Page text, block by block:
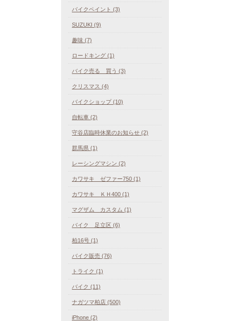
バイクペイント (3)
SUZUKI (9)
趣味 (7)
ロードキング (1)
バイク売る 買う (3)
クリスマス (4)
バイクショップ (10)
自転車 (2)
守谷店臨時休業のお知らせ (2)
群馬県 (1)
レーシングマシン (2)
カワサキ ゼファー750 (1)
カワサキ ＫＨ400 (1)
マグザム カスタム (1)
バイク 足立区 (6)
柏16号 (1)
バイク販売 (76)
トライク (1)
バイク (11)
ナガツマ柏店 (500)
iPhone (2)